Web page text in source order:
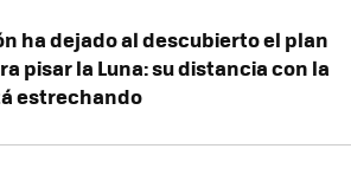
ha dejado al descubierto el plan
pisar la Luna: su distancia con la
estrechando